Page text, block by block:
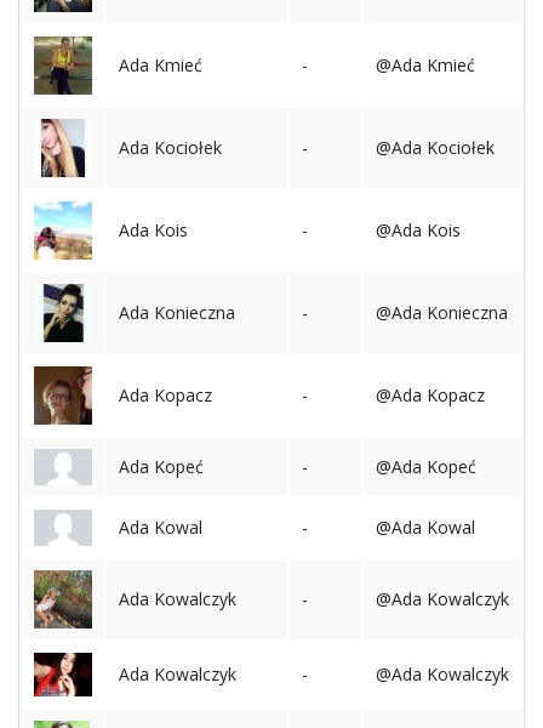
Ada Kmieć - @Ada Kmieć
Ada Kociołek - @Ada Kociołek
Ada Kois - @Ada Kois
Ada Konieczna - @Ada Konieczna
Ada Kopacz - @Ada Kopacz
Ada Kopeć - @Ada Kopeć
Ada Kowal - @Ada Kowal
Ada Kowalczyk - @Ada Kowalczyk
Ada Kowalczyk - @Ada Kowalczyk